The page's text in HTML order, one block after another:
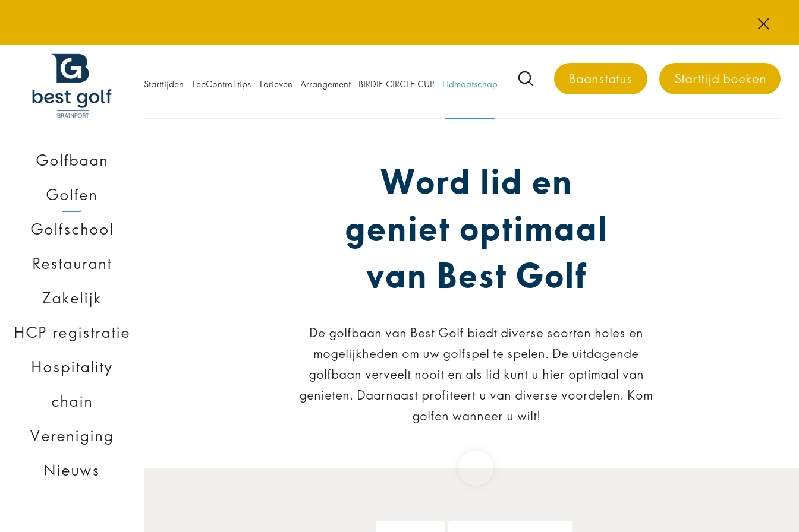
Starttijd boeken
Baanstatus
Starttijden TeeControl tips Tarieven Arrangement BIRDIE CIRCLE CUP Lidmaatschap
Golfbaan
Golfen
Golfschool
Restaurant
Zakelijk
HCP registratie
Hospitality
chain
Vereniging
Nieuws
Word lid en
geniet optimaal
van Best Golf
De golfbaan van Best Golf biedt diverse soorten holes en
mogelijkheden om uw golfspel te spelen. De uitdagende
golfbaan verveelt nooit en als lid kunt u hier optimaal van
genieten. Daarnaast profiteert u van diverse voordelen. Kom
golfen wanneer u wilt!